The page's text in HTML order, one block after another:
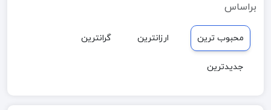
براساس
محبوب ترین ارزانترین گرانترین
جدیدترین